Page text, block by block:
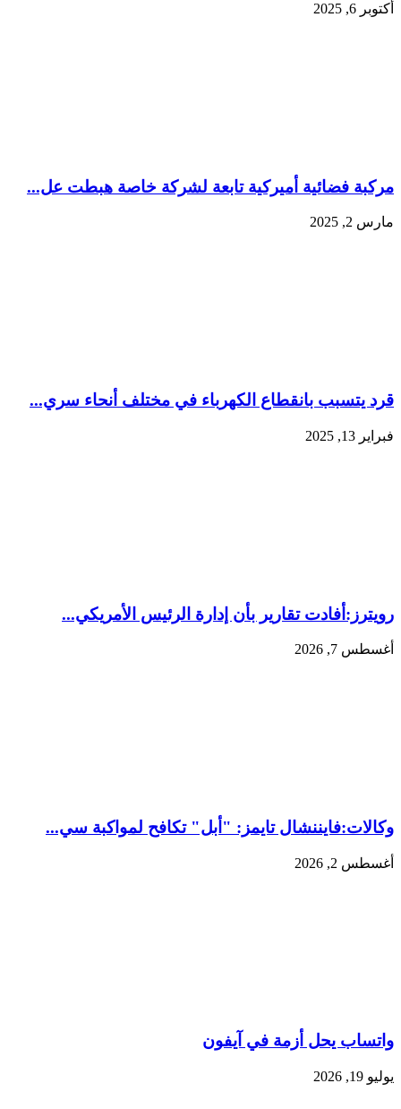
أكتوبر 6, 2025
مركبة فضائية أميركية تابعة لشركة خاصة هبطت عل...
مارس 2, 2025
قرد يتسبب بانقطاع الكهرباء في مختلف أنحاء سري...
فبراير 13, 2025
رويترز:أفادت تقارير بأن إدارة الرئيس الأمريكي...
أغسطس 7, 2026
وكالات:فايننشال تايمز: "أبل" تكافح لمواكبة سي...
أغسطس 2, 2026
واتساب يحل أزمة في آيفون
يوليو 19, 2026